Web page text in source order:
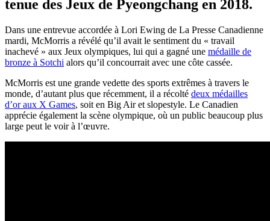
tenue des Jeux de Pyeongchang en 2018.
Dans une entrevue accordée à Lori Ewing de La Presse Canadienne
mardi, McMorris a révélé qu’il avait le sentiment du « travail
inachevé » aux Jeux olympiques, lui qui a gagné une médaille de
bronze à Sotchi alors qu’il concourrait avec une côte cassée.
McMorris est une grande vedette des sports extrêmes à travers le
monde, d’autant plus que récemment, il a récolté deux médailles
d’or aux X Games, soit en Big Air et slopestyle. Le Canadien
apprécie également la scène olympique, où un public beaucoup plus
large peut le voir à l’œuvre.